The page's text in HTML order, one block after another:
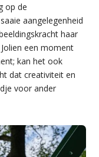
op de
aangelegenheid
haar
een moment
kan het ook
dat creativiteit en
voor ander